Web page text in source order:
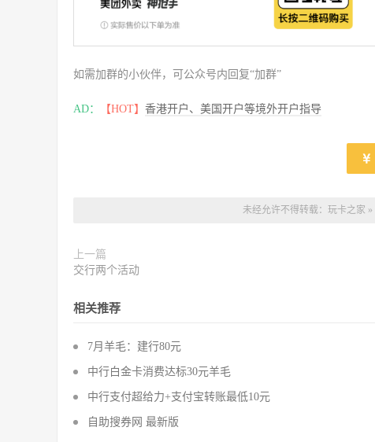
如需加群的小伙伴，可公众号内回复“加群”
AD： 【HOT】 香港开户、美国开户等境外开户指导
未经允许不得转载： 玩卡之家 »
上一篇
交行两个活动
相关推荐
7月羊毛：建行80元
中行白金卡消费达标30元羊毛
中行支付超给力+支付宝转账最低10元
自助搜券网 最新版